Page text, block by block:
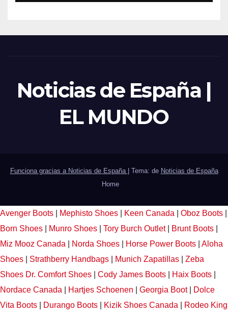
Noticias de España |
EL MUNDO
Funciona gracias a Noticias de España Tema: de Noticias de España
Home
Avenger Boots Mephisto Shoes Keen Canada Oboz Boots
Born Shoes
Munro Shoes Tory Burch Outlet Brunt Boots
Miz Mooz Canada
Norda Shoes Horse Power Boots
Aloha
Shoes
Strathberry Handbags Munich Zapatillas
Zeba
Shoes Dr. Comfort Shoes Cody James Boots Haix Boots
Nordace Canada
Hartjes Schoenen Georgia Boot|
Dolce
Vita Boots
Durango Boots Kizik Shoes Canada Rodeo King